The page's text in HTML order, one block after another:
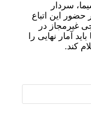
سردار
این اتباع
غیرمجاز در
آمار نهایی را
کند.